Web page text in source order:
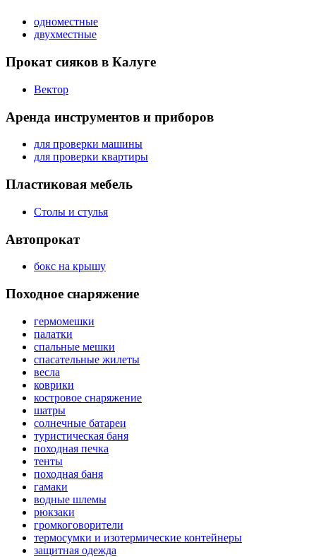
одноместные
двухместные
Прокат сияков в Калуге
Вектор
Аренда инструментов и приборов
для проверки машины
для проверки квартиры
Пластиковая мебель
Столы и стулья
Автопрокат
бокс на крышу
Походное снаряжение
гермомешки
палатки
спальные мешки
спасательные жилеты
весла
коврики
костровое снаряжение
шатры
солнечные батареи
туристическая баня
походная печка
тенты
походная баня
гамаки
водные шлемы
рюкзаки
громкоговорители
термосумки и изотермические контейнеры
защитная одежда